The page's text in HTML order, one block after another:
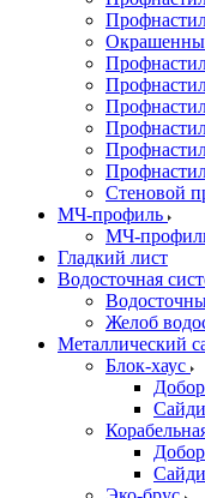
Стеновой
МЧ-профиль
МЧ-
Гладкий лист
Водосточная
Желоб
Металлический
Блок-хаус